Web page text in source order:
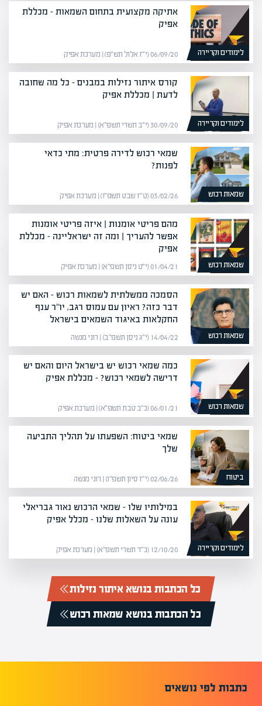
לימודים וקריירה
אתיקה מקצועית בתחום השמאות – מכללת
אפיק
06/09/20 (י״ז אלול תש״פ) | מערכת אפיק
לימודים וקריירה
קורס איתור נזילות במבנים – כל מה שחובה
לדעת | מכללת אפיק
30/09/20 (י״ב תשרי תשפ״א) | מערכת אפיק
שמאות רכוש
שמאי רכוש לדירה פרטית: מתי כדאי
לפנות?
03/02/26 (ט״ז שבט תשפ״ו) | מערכת אפיק
שמאות רכוש
מהם פריטי אומנות | איזה פריטי אומנות
אפשר להעריך | ומה זה ישראליינה – מכללת
אפיק
01/04/21 (י״ט ניסן תשפ״א) | מערכת אפיק
שמאות רכוש
הסמכה ממשלתית לשמאות רכוש – האם יש
דבר כזה? ראיון עם עמוס רגב, יו"ר ענף
החקלאות באיגוד השמאים בישראל
14/04/22 (י״ג ניסן תשפ״ב) | רוני מנשה
שמאות רכוש
כמה שמאי רכוש יש בישראל היום והאם יש
דרישה לשמאי רכוש? – מכללת אפיק
06/01/21 (כ״ב טבת תשפ״א) | מערכת אפיק
ביטוח
שמאי ביטוח: השפעתו על תהליך התביעה
שלך
02/06/26 (י״ז סיון תשפ״ו) | רוני מנשה
לימודים וקריירה
במילותיו שלו – שמאי הרכוש נאור גבריאלי
עונה על השאלות שלנו – מכלל אפיק
12/10/20 (כ״ד תשרי תשפ״א) | מערכת אפיק
כל הכתבות בנושא איתור נזילות
כל הכתבות בנושא שמאות רכוש
כתבות לפי נושאים